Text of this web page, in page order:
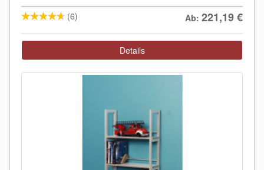
(6) Ab: 221,19€
Details